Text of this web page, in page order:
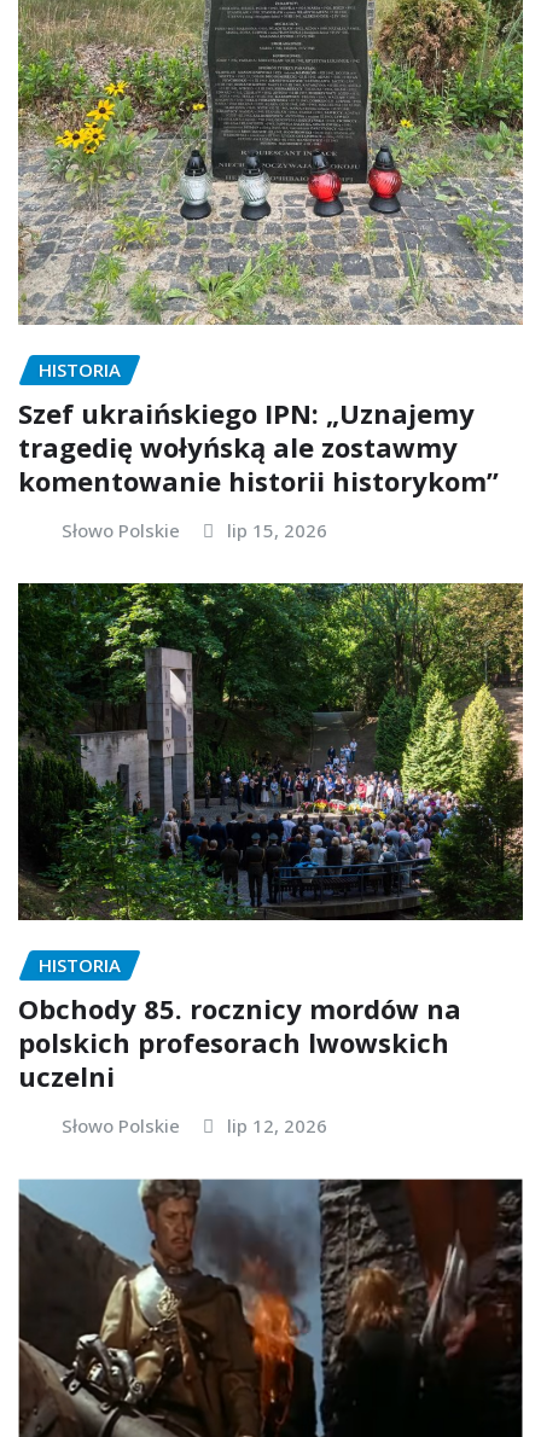
HISTORIA
Szef ukraińskiego IPN: „Uznajemy
tragedię wołyńską ale zostawmy
komentowanie historii historykom”
Słowo Polskie lip 15, 2026
HISTORIA
Obchody 85. rocznicy mordów na
polskich profesorach lwowskich
uczelni
Słowo Polskie lip 12, 2026